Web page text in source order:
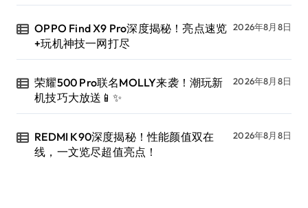
OPPO Find X9 Pro深度揭秘！亮点速览
+玩机神技一网打尽
2026年8月8日
荣耀500 Pro联名MOLLY来袭！潮玩新
机技巧大放送📱✨
2026年8月8日
REDMI K90深度揭秘！性能颜值双在
线，一文览尽超值亮点！
2026年8月8日